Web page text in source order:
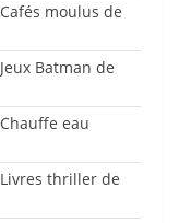
moulus de
Batman de
eau
thriller de